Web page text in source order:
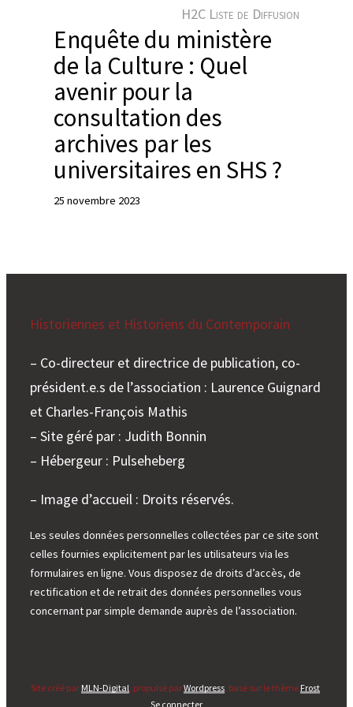
H2C Liste de Diffusion
Enquête du ministère
de la Culture : Quel
avenir pour la
consultation des
archives par les
universitaires en SHS ?
25 novembre 2023
Historiennes et Historiens du Contemporain
– Co-directeur et directrice de publication, co-
président.e.s de l’association : Laurence Guignard
et Charles-François Mathis
– Site géré par : Judith Bonnin
– Hébergeur : Pulseheberg
– Image d’accueil : Droits réservés.
Les seules données personnelles collectées par ce site sont
celles fournies explicitement par les utilisateurs via les
formulaires en ligne. Vous disposez de droits d’accès, de
rectification et de retrait des données personnelles vous
concernant par simple demande auprès de l’association.
Site créé par MLN-Digital , propulsé parWordpress , basé sur le thème Frost.
Se connecter